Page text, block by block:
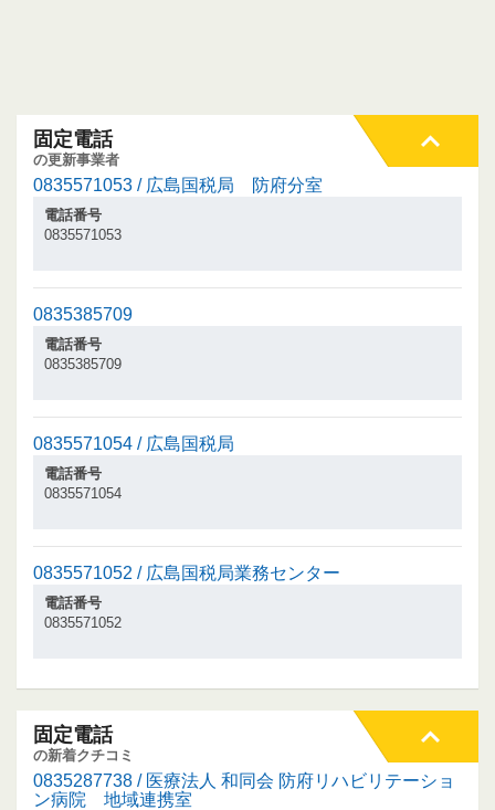
固定電話
の更新事業者
0835571053 / 広島国税局 防府分室
電話番号
0835571053
0835385709
電話番号
0835385709
0835571054 / 広島国税局
電話番号
0835571054
0835571052 / 広島国税局業務センター
電話番号
0835571052
固定電話
の新着クチコミ
0835287738 / 医療法人 和同会 防府リハビリテーショ
ン病院 地域連携室